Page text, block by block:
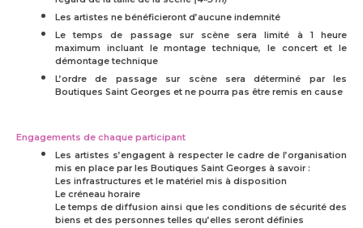
Les artistes ne bénéficieront d’aucune indemnité
Le temps de passage sur scène sera limité à 1 heure
maximum incluant le montage technique, le concert et le
démontage technique
L’ordre de passage sur scène sera déterminé par les
Boutiques Saint Georges et ne pourra pas être remis en cause
Engagements de chaque participant
Les artistes s’engagent à respecter le cadre de l’organisation
mis en place par les Boutiques Saint Georges à savoir :
Les infrastructures et le matériel mis à disposition
Le créneau horaire
Le temps de diffusion ainsi que les conditions de sécurité des
biens et des personnes telles qu’elles seront définies